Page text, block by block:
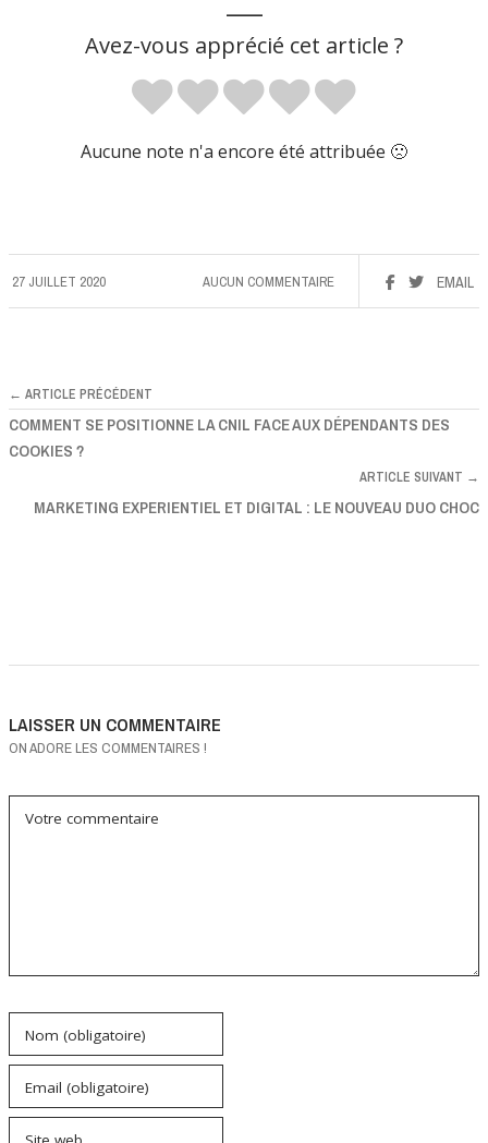
Avez-vous apprécié cet article ?
Aucune note n'a encore été attribuée 🙁
27 JUILLET 2020 EMAIL
AUCUN COMMENTAIRE
← ARTICLE PRÉCÉDENT
COMMENT SE POSITIONNE LA CNIL FACE AUX DÉPENDANTS DES
COOKIES ?
ARTICLE SUIVANT →
MARKETING EXPERIENTIEL ET DIGITAL : LE NOUVEAU DUO CHOC
LAISSER UN COMMENTAIRE
ON ADORE LES COMMENTAIRES !
Votre commentaire
Nom (obligatoire)
Email (obligatoire)